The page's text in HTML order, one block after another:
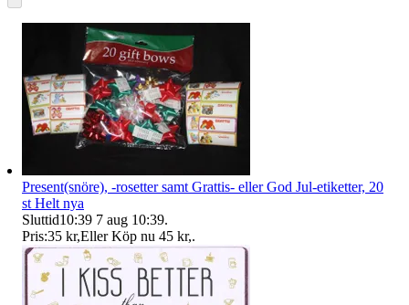
Present(snöre), -rosetter samt Grattis- eller God Jul-etiketter, 20
st Helt nya
Sluttid10:39 7 aug 10:39.
Pris:35 kr,Eller Köp nu 45 kr,.